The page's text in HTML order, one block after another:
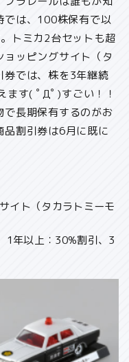
は、 100株保有で以
トミカ2台セットも超
ッピングサイト（タ
では、 株を3年継続
ます( ﾟДﾟ)すごい！！
で長期保有するのがお
品割引券は6月に既に
イト（タカラトミーモ
1年以上：30%割引、3